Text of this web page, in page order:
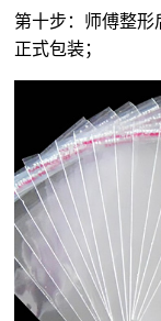
第十步：师傅整
正式包装；